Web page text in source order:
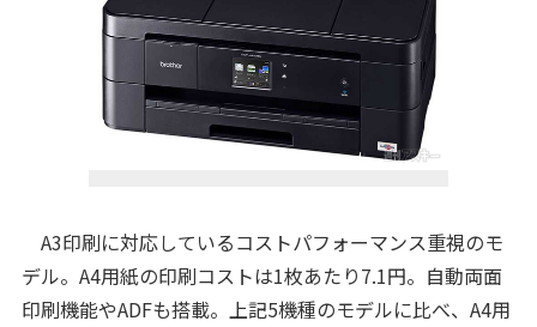
A3印刷に対応しているコストパフォーマンス重視のモ
デル。A4用紙の印刷コストは1枚あたり7.1円。自動両面
印刷機能やADFも搭載。上記5機種のモデルに比べ、A4用